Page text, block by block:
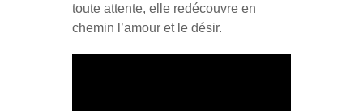
toute attente, elle redécouvre en
chemin l’amour et le désir.